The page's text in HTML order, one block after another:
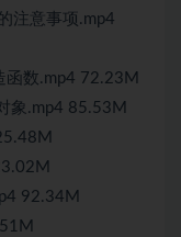
注意事项.mp4
数.mp4 72.23M
象.mp4 85.53M
92.34M